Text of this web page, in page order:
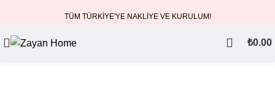
TÜM TÜRKİYE'YE NAKLİYE VE KURULUM!
₺0.00